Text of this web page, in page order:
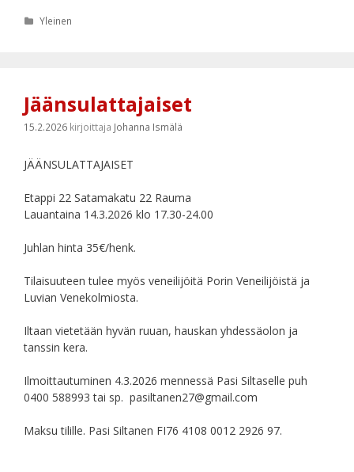
Kategoriat
Yleinen
Jäänsulattajaiset
15.2.2026 kirjoittaja Johanna Ismälä
JÄÄNSULATTAJAISET
Etappi 22 Satamakatu 22 Rauma
Lauantaina 14.3.2026 klo 17.30-24.00
Juhlan hinta 35€/henk.
Tilaisuuteen tulee myös veneilijöitä Porin Veneilijöistä ja
Luvian Venekolmiosta.
Iltaan vietetään hyvän ruuan, hauskan yhdessäolon ja
tanssin kera.
Ilmoittautuminen 4.3.2026 mennessä Pasi Siltaselle puh
0400 588993 tai sp. pasiltanen27@gmail.com
Maksu tilille. Pasi Siltanen FI76 4108 0012 2926 97.